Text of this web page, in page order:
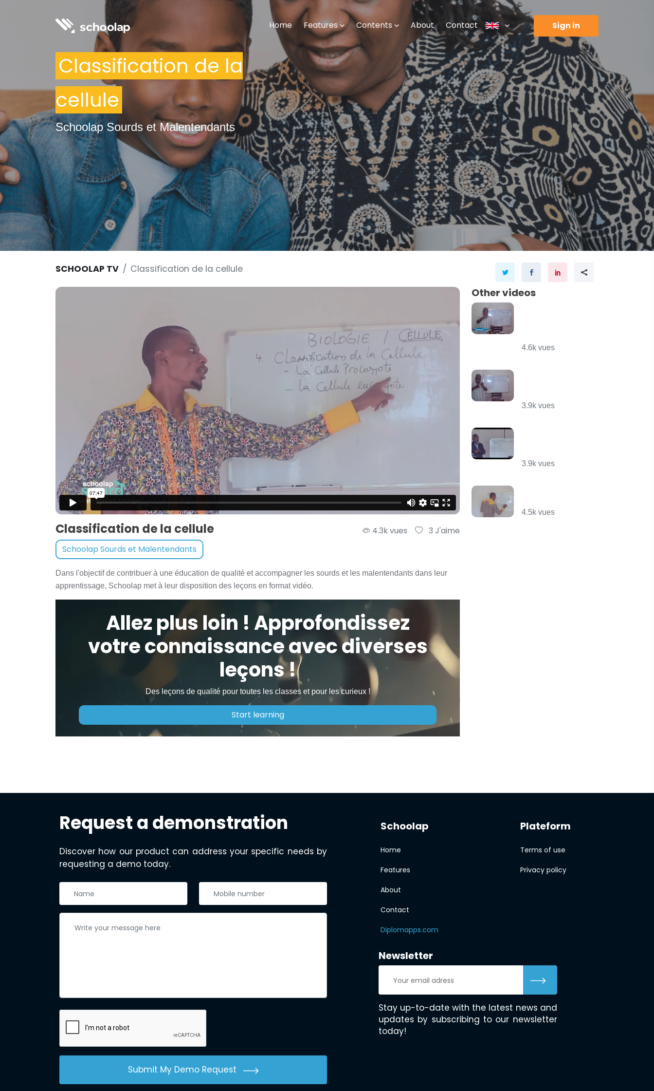
Home Features Contents About Contact sign in
Classification de la
cellule
Schoolap Sourds et Malentendants
SCHOOLAP TV Classification de la cellule
Classification de la cellule 4.3k vues 3 J'aime
Schoolap Sourds et Malentendants
Dans l'objectif de contribuer à une éducation de qualité et accompagner les sourds et les malentendants dans leur
apprentissage, Schoolap met à leur disposition des leçons en format vidéo.
Allez plus loin ! Approfondissez
votre connaissance avec diverses
leçons !
Des leçons de qualité pour toutes les classes et pour les curieux !
Start learning
Other videos
4.6k vues
3.9k vues
3.9k vues
4.5k vues
Request a demonstration
Discover how our product can address your specific needs by
requesting a demo today.
Submit My Demo Request
Schoolap
Home
Features
About
Contact
Diplomapps.com
Plateform
Terms of use
Privacy policy
Newsletter
Stay up-to-date with the latest news and
updates by subscribing to our newsletter
today!